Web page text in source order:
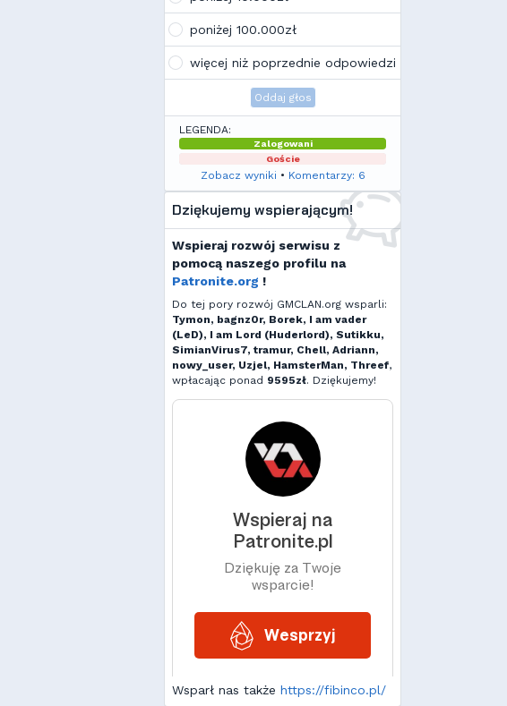
internetowych
K Kamilek
Ale klimat tu znowu wrócić!
poniżej 100.000zł
więcej niż poprzednie odpowiedzi
Oddaj głos
LEGENDA:
Zalogowani
Goście
Zobacz wyniki • Komentarzy: 6
Dziękujemy wspierającym!
Wspieraj rozwój serwisu z
pomocą naszego profilu na
Patronite.org !
Do tej pory rozwój GMCLAN.org wsparli:
Tymon, bagnz0r, Borek, I am vader
(LeD), I am Lord (Huderlord), Sutikku,
SimianVirus7, tramur, Chell, Adriann,
nowy_user, Uzjel, HamsterMan, Threef,
wpłacając ponad 9595zł. Dziękujemy!
Wsparł nas także https://fibinco.pl/